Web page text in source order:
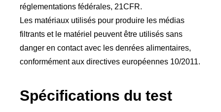
réglementations fédérales, 21CFR.
Les matériaux utilisés pour produire les médias
filtrants et le matériel peuvent être utilisés sans
danger en contact avec les denrées alimentaires,
conformément aux directives européennes 10/2011.
Spécifications du test